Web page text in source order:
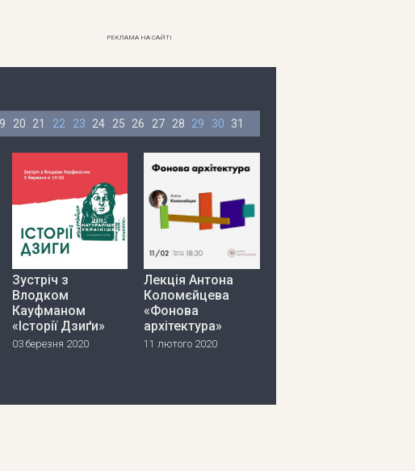
РЕКЛАМА НА САЙТІ
20 21 22 23 24 25 26 27 28 29 30 31
Зустріч з
Влодком
Кауфманом
«Історії Дзиґи»
03 березня 2020
Лекція Антона
Коломєйцева
«Фонова
архітектура»
11 лютого 2020